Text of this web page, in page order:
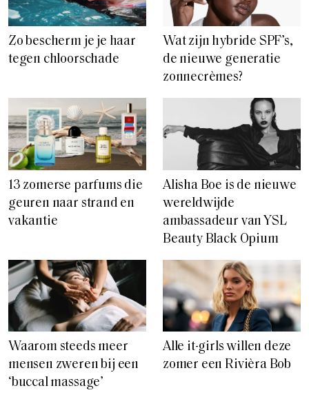
Zo bescherm je je haar
tegen chloorschade
Wat zijn hybride SPF’s,
de nieuwe generatie
zonnecrèmes?
13 zomerse parfums die
geuren naar strand en
vakantie
Alisha Boe is de nieuwe
wereldwijde
ambassadeur van YSL
Beauty Black Opium
Waarom steeds meer
mensen zweren bij een
‘buccal massage’
Alle it-girls willen deze
zomer een Rivièra Bob